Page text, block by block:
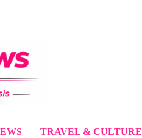
TRAVEL & CULTURE